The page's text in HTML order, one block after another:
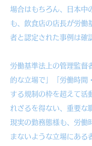
場合はもちろん、日本中
も、飲食店の店長が労働
者と認定された事例は確
労働基準法上の管理監督
的な立場で」「労働時間
する規制の枠を超えて活
れざるを得ない、重要な
現実の勤務態様も、労働
まないような立場にある